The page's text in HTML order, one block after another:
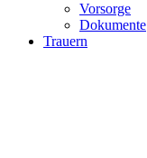
Vorsorge
Dokumente
Trauern